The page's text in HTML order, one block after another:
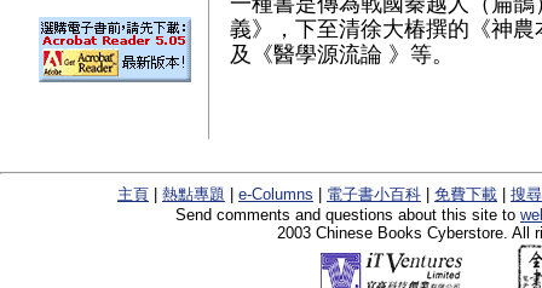
義》，下至清徐大椿撰的《神
及《醫學源流論 》等。
主頁 熱點專題 e-Columns 電子書小百科 免費下載
搜
Send comments and questions about this site to
2003 Chinese Books Cyberstore. All